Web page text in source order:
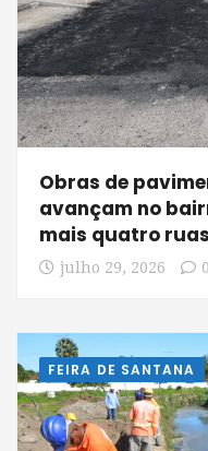
Obras de
avançam no
mais quatro ruas
julho 29, 2026 0
FEIRA DE SANTANA